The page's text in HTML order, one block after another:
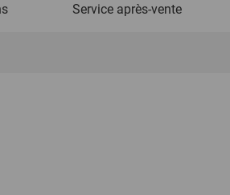
Service après-vente